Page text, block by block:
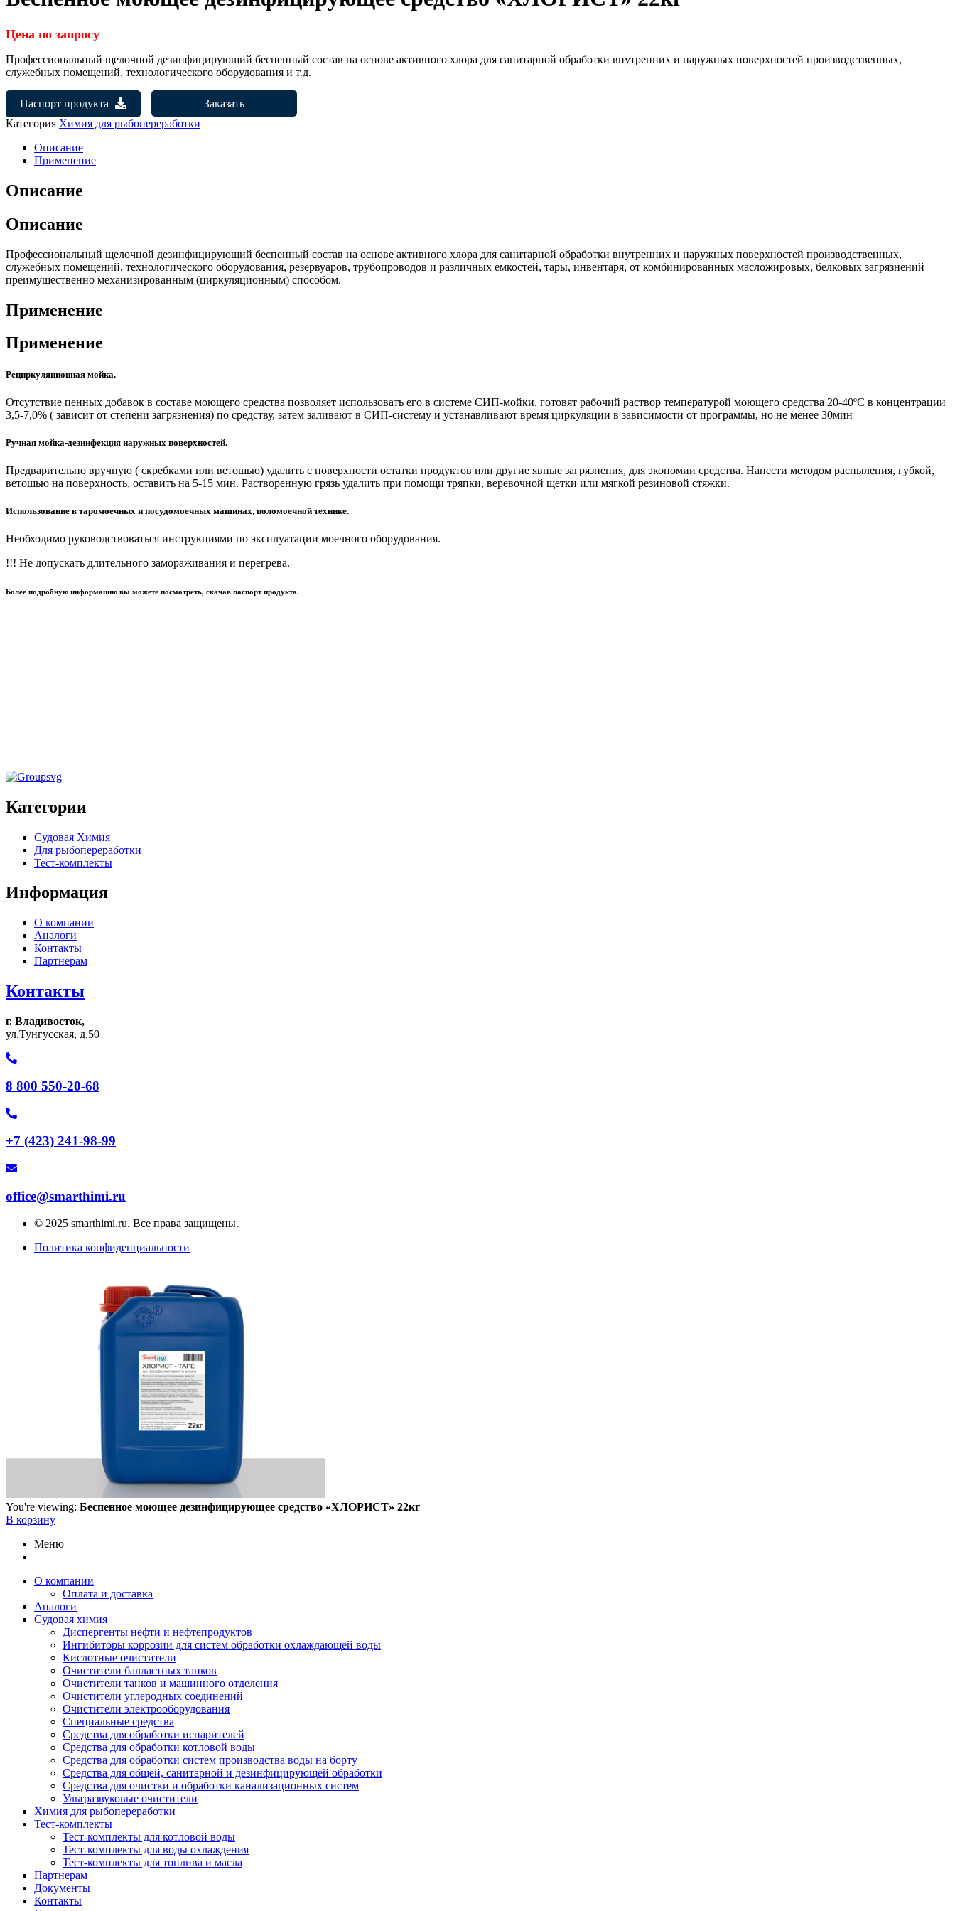
Цена по запросу
Профессиональный щелочной дезинфицирующий беспенный состав на основе активного хлора для санитарной обработки внутренних и наружных поверхностей производственных,
служебных помещений, технологического оборудования и т.д.
Паспорт продукта
Заказать
Категория Химия для рыбопереработки
Описание
Применение
Описание
Описание
Профессиональный щелочной дезинфицирующий беспенный состав на основе активного хлора для санитарной обработки внутренних и наружных поверхностей производственных,
служебных помещений, технологического оборудования, резервуаров, трубопроводов и различных емкостей, тары, инвентаря, от комбинированных масложировых, белковых загрязнений
преимущественно механизированным (циркуляционным) способом.
Применение
Применение
Рециркуляционная мойка.
Отсутствие пенных добавок в составе моющего средства позволяет использовать его в системе СИП-мойки, готовят рабочий раствор температурой моющего средства 20-40ºC в концентрации
3,5-7,0% ( зависит от степени загрязнения) по средству, затем заливают в СИП-систему и устанавливают время циркуляции в зависимости от программы, но не менее 30мин
Ручная мойка-дезинфекция наружных поверхностей.
Предварительно вручную ( скребками или ветошью) удалить с поверхности остатки продуктов или другие явные загрязнения, для экономии средства. Нанести методом распыления, губкой,
ветошью на поверхность, оставить на 5-15 мин. Растворенную грязь удалить при помощи тряпки, веревочной щетки или мягкой резиновой стяжки.
Использование в таромоечных и посудомоечных машинах, поломоечной технике.
Необходимо руководствоваться инструкциями по эксплуатации моечного оборудования.
!!! Не допускать длительного замораживания и перегрева.
Более подробную информацию вы можете посмотреть, скачав паспорт продукта.
Категории
Судовая Химия
Для рыбопереработки
Тест-комплекты
Информация
О компании
Аналоги
Контакты
Партнерам
Контакты
г. Владивосток,
ул.Тунгусская, д.50
8 800 550-20-68
+7 (423) 241-98-99
office@smarthimi.ru
© 2025 smarthimi.ru. Все права защищены.
Политика конфиденциальности
You're viewing: Беспенное моющее дезинфицирующее средство «ХЛОРИСТ» 22кг
В корзину
Меню
О компании
Оплата и доставка
Аналоги
Судовая химия
Диспергенты нефти и нефтепродуктов
Ингибиторы коррозии для систем обработки охлаждающей воды
Кислотные очистители
Очистители балластных танков
Очистители танков и машинного отделения
Очистители углеродных соединений
Очистители электрооборудования
Специальные средства
Средства для обработки испарителей
Средства для обработки котловой воды
Средства для обработки систем производства воды на борту
Средства для общей, санитарной и дезинфицирующей обработки
Средства для очистки и обработки канализационных систем
Ультразвуковые очистители
Химия для рыбопереработки
Тест-комплекты
Тест-комплекты для котловой воды
Тест-комплекты для воды охлаждения
Тест-комплекты для топлива и масла
Партнерам
Документы
Контакты